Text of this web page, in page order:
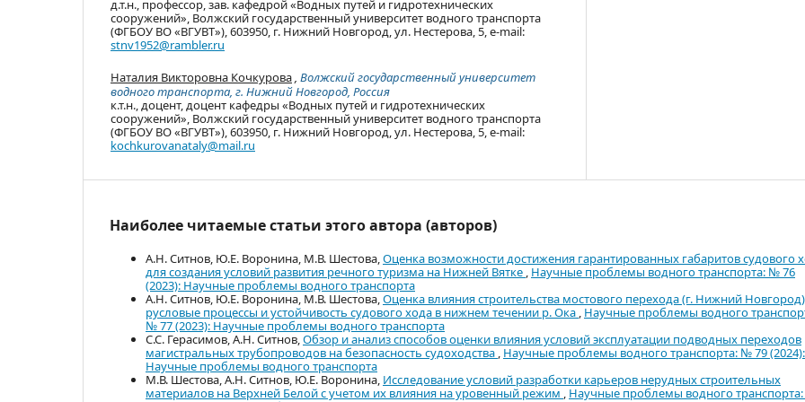
д.т.н., профессор, зав. кафедрой «Водных путей и гидротехнических
сооружений», Волжский государственный университет водного транспорта
(ФГБОУ ВО «ВГУВТ»), 603950, г. Нижний Новгород, ул. Нестерова, 5, e-mail:
stnv1952@rambler.ru
Наталия Викторовна Кочкурова, Волжский государственный университет
водного транспорта, г. Нижний Новгород, Россия
к.т.н., доцент, доцент кафедры «Водных путей и гидротехнических
сооружений», Волжский государственный университет водного транспорта
(ФГБОУ ВО «ВГУВТ»), 603950, г. Нижний Новгород, ул. Нестерова, 5, e-mail:
kochkurovanataly@mail.ru
Наиболее читаемые статьи этого автора (авторов)
А.Н. Ситнов, Ю.Е. Воронина, М.В. Шестова,Оценка возможности достижения гарантированных габаритов судового
для создания условий развития речного туризма на Нижней Вятке , Научные проблемы водного транспорта: № 76
(2023): Научные проблемы водного транспорта
А.Н. Ситнов, Ю.Е. Воронина, М.В. Шестова,Оценка влияния строительства мостового перехода (г. Нижний
русловые процессы и устойчивость судового хода в нижнем течении р. Ока , Научные проблемы водного
№ 77 (2023): Научные проблемы водного транспорта
С.С. Герасимов, А.Н. Ситнов,Обзор и анализ способов оценки влияния условий эксплуатации подводных переходов
магистральных трубопроводов на безопасность судоходства , Научные проблемы водного транспорта: № 79 (2024):
Научные проблемы водного транспорта
М.В. Шестова, А.Н. Ситнов, Ю.Е. Воронина, Исследование условий разработки карьеров нерудных строительных
материалов на Верхней Белой с учетом их влияния на уровенный режим , Научные проблемы водного